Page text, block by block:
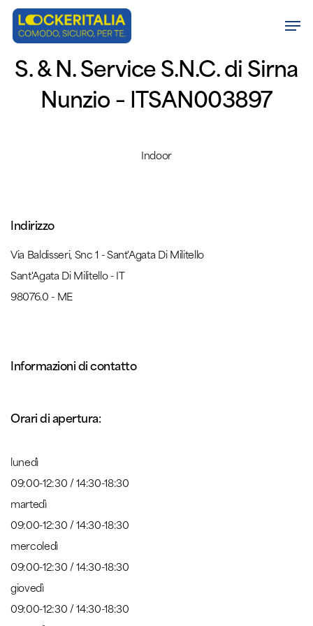
Skip
content
S. & N. Service S.N.C. di Sirna
Nunzio – ITSAN003897
Indoor
Indirizzo
Via Baldisseri, Snc 1 - Sant'Agata Di Militello
Sant'Agata Di Militello - IT
98076.0 - ME
Informazioni di contatto
Orari di apertura:
lunedì
09:00-12:30 / 14:30-18:30
martedì
09:00-12:30 / 14:30-18:30
mercoledì
09:00-12:30 / 14:30-18:30
giovedì
09:00-12:30 / 14:30-18:30
Menu